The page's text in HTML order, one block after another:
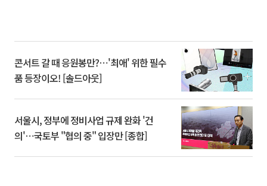
콘서트 갈 때 응원봉만?⋯'최애' 위한 필수
품 등장이오! [솔드아웃]
서울시, 정부에 정비사업 규제 완화 '건
의'⋯국토부 "협의 중" 입장만 [종합]